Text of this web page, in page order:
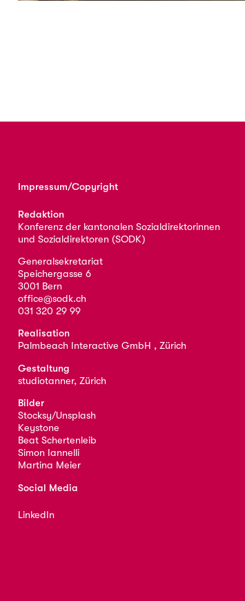
Impressum/Copyright
Redaktion
Konferenz der kantonalen Sozialdirektorinnen
und Sozialdirektoren (SODK)
Generalsekretariat
Speichergasse 6
3001 Bern
office@sodk.ch
031 320 29 99
Realisation
Palmbeach Interactive GmbH , Zürich
Gestaltung
studiotanner, Zürich
Bilder
Stocksy/Unsplash
Keystone
Beat Schertenleib
Simon Iannelli
Martina Meier
Social Media
LinkedIn